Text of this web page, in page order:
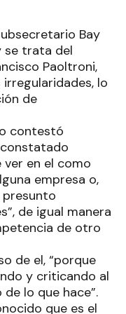
Bay
se trata del
Paoltroni,
lo
de
contestó
constatado
en el como
empresa o,
de igual manera
de otro
de el, “porque
y criticando al
lo que hace”.
que es el